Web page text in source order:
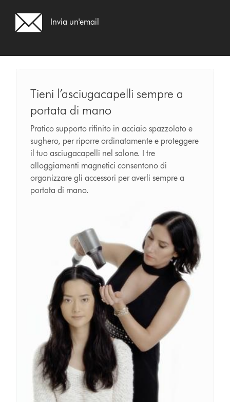
Invia un'email
Tieni l’asciugacapelli sempre a
portata di mano
Pratico supporto rifinito in acciaio spazzolato e
sughero, per riporre ordinatamente e proteggere
il tuo asciugacapelli nel salone. I tre
alloggiamenti magnetici consentono di
organizzare gli accessori per averli sempre a
portata di mano.